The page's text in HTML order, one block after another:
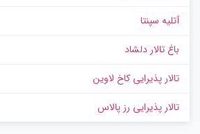
آتلیه سپنتا
باغ تالار دلشاد
تالار پذیرایی کاخ لاوین
تالار پذیرایی رز پالاس